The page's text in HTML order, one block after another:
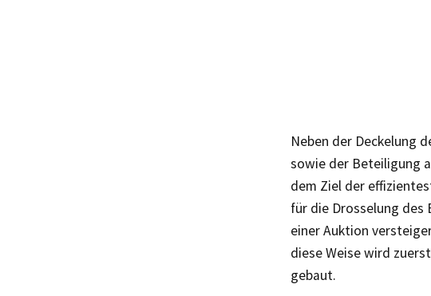
Neben der Deckelung
sowie der Beteiligung
dem Ziel der
für die Drosselung des
einer Auktion
diese Weise wird
gebaut.